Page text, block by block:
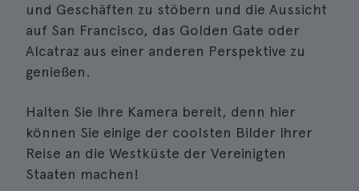
und Geschäften zu stöbern und die Aussicht
auf San Francisco, das Golden Gate oder
Alcatraz aus einer anderen Perspektive zu
genießen.
Halten Sie Ihre Kamera bereit, denn hier
können Sie einige der coolsten Bilder Ihrer
Reise an die Westküste der Vereinigten
Staaten machen!